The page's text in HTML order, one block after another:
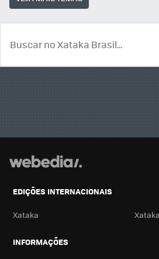
EDIÇÕES INTERNACIONAIS
Xataka
INFORMAÇÕES